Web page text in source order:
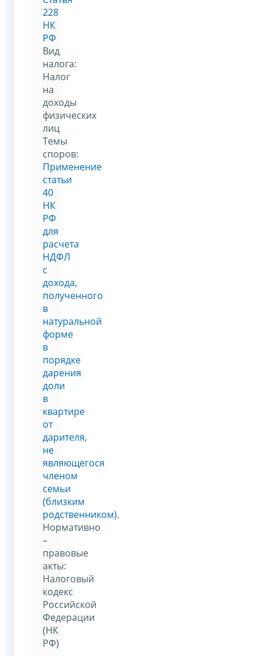
228
НК
РФ
Вид
налога:
Налог
на
доходы
физических
лиц
Темы
споров:
Применение
статьи
40
НК
РФ
для
расчета
НДФЛ
с
дохода,
полученного
в
натуральной
форме
в
порядке
дарения
доли
в
квартире
от
дарителя,
не
являющегося
членом
семьи
(близким
родственником).
Нормативно
–
правовые
акты:
Налоговый
кодекс
Российской
Федерации
(НК
РФ)